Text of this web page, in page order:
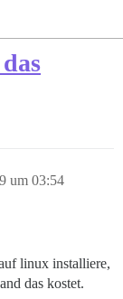
um 03:54
linux installiere,
das kostet.